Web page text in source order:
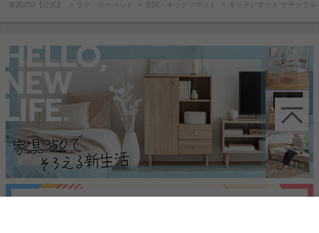
家具350【公式】
ラグ・カーペット 玄関・キッチンマット キッチンマット ナチュラル